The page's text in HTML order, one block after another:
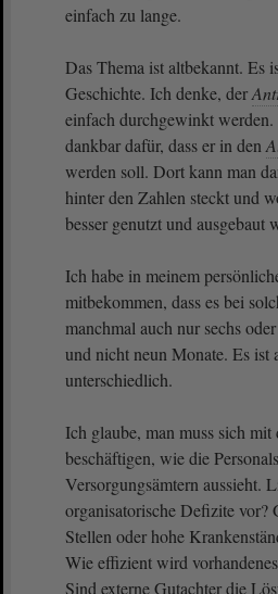
einfach zu lange.
Das Thema ist altbekannt. Es
Geschichte. Ich denke, der
einfach durchgewinkt
dankbar dafür, dass er in den
werden soll. Dort kann man
hinter den Zahlen steckt und
besser genutzt und ausgebaut
Ich habe in meinem
mitbekommen, dass es bei
manchmal auch nur sechs
und nicht neun Monate. Es ist
unterschiedlich.
Ich glaube, man muss sich mit
beschäftigen, wie die
Versorgungsämtern aussieht.
organisatorische Defizite vor?
Stellen oder hohe
Wie effizient wird
Sind externe Gutachter die